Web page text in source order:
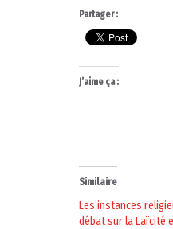
Partager :
J’aime ça :
Similaire
Les instances
débat sur la Laïcité